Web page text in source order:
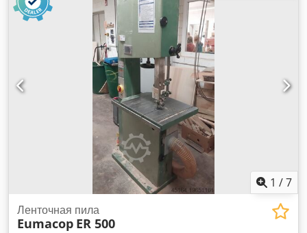
1 /7
Ленточная пила
Eumacop ER 500